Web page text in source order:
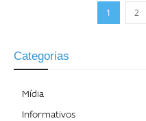
1 2
Categorias
Mídia
Informativos